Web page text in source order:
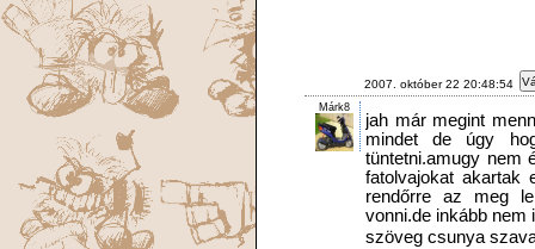
2007. október 22 20:48:54
Márk8
jah már megint
mindet de úgy
tüntetni.amugy nem
fatolvajokat akartak
rendőrre az meg
vonni.de inkább
szöveg csunya